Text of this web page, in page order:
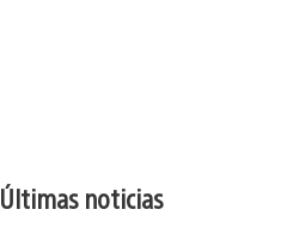
Últimas noticias